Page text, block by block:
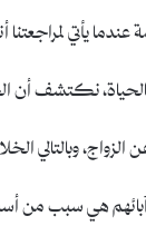
عندما يأتي
بالحياة، نكتشف أن
وبالتالي
آبائهم هي سبب